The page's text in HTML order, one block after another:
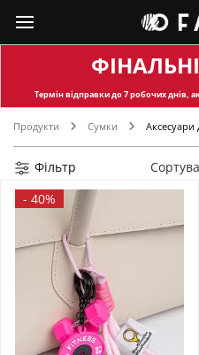
Термін відправкидо 7 робочих днів,
Продукти Сумки Аксесуари
Фільтр
- 40%